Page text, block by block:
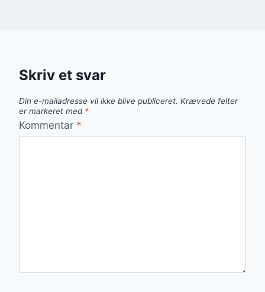
Skriv et svar
Din e-mailadresse vil ikke blive publiceret. Krævede felter
er markeret med *
Kommentar *